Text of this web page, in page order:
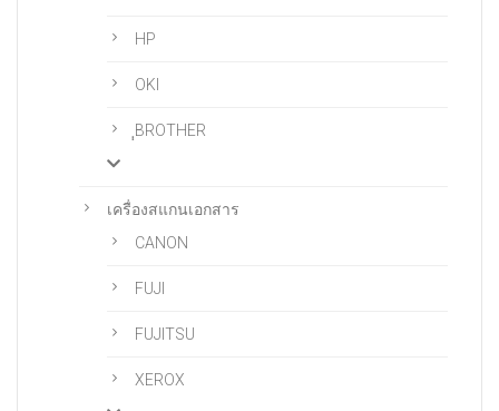
HP
OKI
ฺฺBROTHER
เครื่องสแกนเอกสาร
CANON
FUJI
FUJITSU
XEROX